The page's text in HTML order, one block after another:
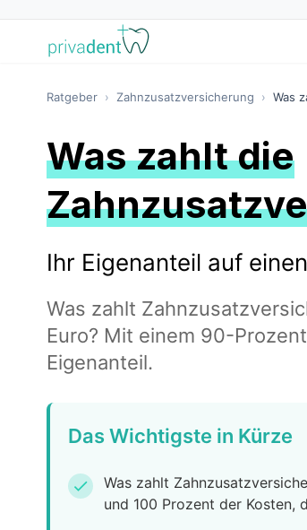
Ratgeber › Zahnzusatzversicherung › Was
Was zahlt die
Ihr Eigenanteil auf
Was zahlt
Euro? Mit einem 90-
Eigenanteil.
Das Wichtigste in Kürze
check
Was zahlt
und 100 Prozent der Kosten,